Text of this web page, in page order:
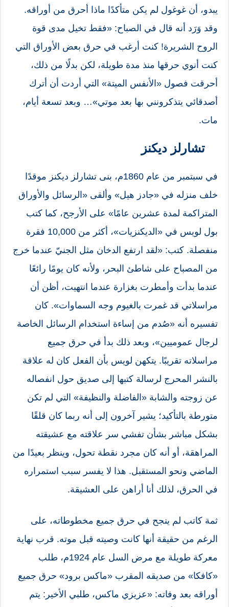
يبدو، أن غوغول لم يكن متأكدًا ماذا أحرق من أوراقه.
وقد وَرَد أنه قال في الصباح: «فقط تخيل مدى قوة
الروح الشريرة! كنت أرغب في حرق بعض الأوراق التي
كنت أنوي حرقها منذ مدة طويلة، لكن بدلًا من ذلك،
أحرقت فصول «الأنفس الميتة» التي أردت أن أترك
أصدقائي يتذكرونني بها بعد موتي»… وبعد تسعة أيام،
مات.
تشارلز ديكنز
في سبتمبر من عام 1860م، بنى تشارلز ديكنز موقدًا
خلف منزله في «جادز هيل» وألقى «الرسائل والأوراق
المتراكمة لمدة عشرين عامًا» على الأرجح، كما كتب
بول لويس في «الديكنزيات»، أكثر من 10,000 فقرة
منفصلة. كتب: «لقد ارتفع الدخان مثل الجنيّ عندما خرج
من المصباح على شاطئ البحر، ولأنه كان يومًا رائعًا
عندما بدأت وأمطرت بغزارة عندما انتهيت، أظن أن
مراسلاتي قد غمرت بالغيوم وجه السماوات». كان
تفسيره أنه «صُدم من إساءة استخدام الرسائل الخاصة
لرجال عموميين»، وبعد ذلك بدأ في حرق جميع
مراسلاته تقريبًا. يتكهن لويس بأن الفعل كان له علاقة
بالنشر المحرج لرسالة كتبها إلى صديق حول انفصاله
عن زوجته والشابة «الفاضلة والنظيفة» التي لم تكن
متورطة بالتأكيد؛ يشير آخرون إلى أنه ربما كان قلقًا
بشكل مباشر بشأن تفشي سر علاقته مع عشيقته
المراهقة، أو أنه كان مجرد نقطة تحول، وينظر بعيدًا من
الماضي ونحو المستقبل. هذا لا يفسر سبب استمراره
في الحرق، لذلك أنا أراهن على العشيقة.
ثمة كاتب لم ينجح في حرق جميع مخطوطاته، على
الرغم من حقيقة أنها كانت وصيته قبل موته. قرب نهاية
معركة طويلة مع مرض السل عام 1924م، طلب
«كافكا» من صديقه المقرب «ماكس برود» حرق جميع
أوراقه بعد وفاته: «عزيزي ماكس، طلبي الأخير: يتم